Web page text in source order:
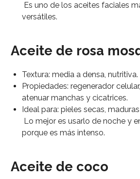
Es uno de los aceites faciales
versátiles.
Aceite de rosa
Textura: media a densa, nutritiva.
Propiedades: regenerador
atenuar manchas y cicatrices.
Ideal para: pieles secas,
Lo mejor es usarlo de noche y
porque es más intenso.
Aceite de coco